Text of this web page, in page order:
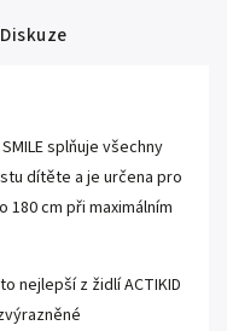
Diskuze
splňuje všechny
dítěte a je určena pro
cm při maximálním
nejlepší z židlí ACTIKID